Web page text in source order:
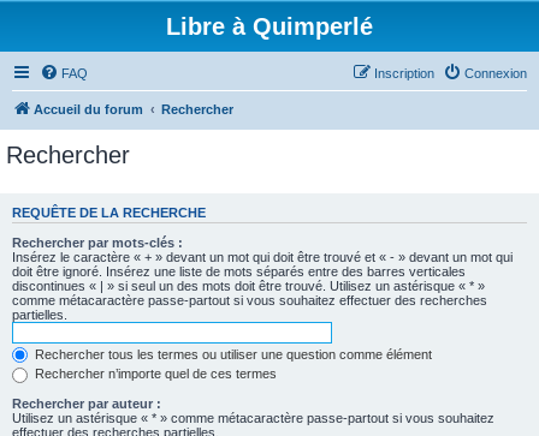
Libre à Quimperlé
FAQ Connexion
Inscription
Accueil du forum Rechercher
Rechercher
REQUÊTE DE LA RECHERCHE
Rechercher par mots-clés :
Insérez le caractère « + » devant un mot qui doit être trouvé et « - » devant un mot qui
doit être ignoré. Insérez une liste de mots séparés entre des barres verticales
discontinues « | » si seul un des mots doit être trouvé. Utilisez un astérisque « * »
comme métacaractère passe-partout si vous souhaitez effectuer des recherches
partielles.
Rechercher tous les termes ou utiliser une question comme élément
Rechercher n’importe quel de ces termes
Rechercher par auteur :
Utilisez un astérisque « * » comme métacaractère passe-partout si vous souhaitez
effectuer des recherches partielles.